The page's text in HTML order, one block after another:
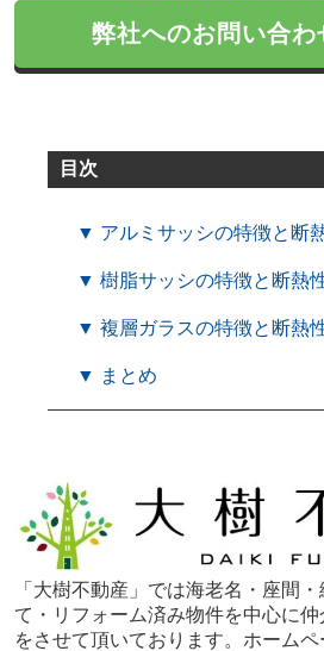
弊社へのお問い合わ
目次
▼ アルミサッシの特徴と断
▼ 樹脂サッシの特徴と断熱
▼ 複層ガラスの特徴と断熱
▼ まとめ
「大樹不動産」では海老名・座間
て・リフォーム済み物件を中心に
をさせて頂いております。ホーム